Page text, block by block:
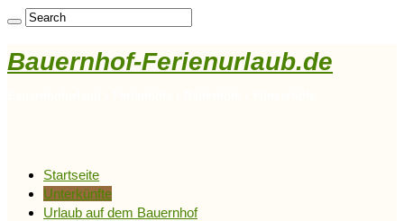
Bauernhof-Ferienurlaub.de
Startseite
Unterkünfte
Urlaub auf dem Bauernhof